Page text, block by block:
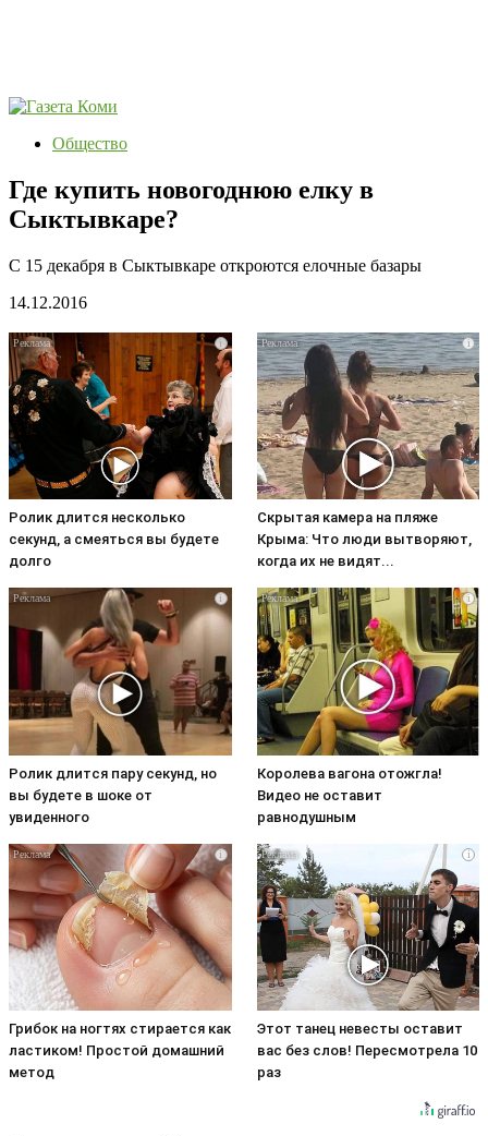
Общество
Где купить новогоднюю елку в
Сыктывкаре?
С 15 декабря в Сыктывкаре откроются елочные базары
14.12.2016
i
Ролик длится несколько
секунд, а смеяться вы будете
долго
i
Скрытая камера на пляже
Крыма: Что люди вытворяют,
когда их не видят...
i
Ролик длится пару секунд, но
вы будете в шоке от
увиденного
i
Королева вагона отожгла!
Видео не оставит
равнодушным
i
Грибок на ногтях стирается как
ластиком! Простой домашний
метод
i
Этот танец невесты оставит
вас без слов! Пересмотрела 10
раз